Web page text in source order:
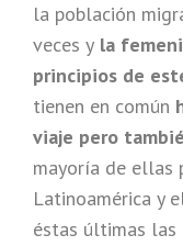
la población
veces y la
principios de
tienen en común
viaje pero
mayoría de ellas
Latinoamérica y
éstas últimas las